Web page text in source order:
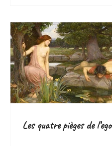
Les quatre pièges de l’ego